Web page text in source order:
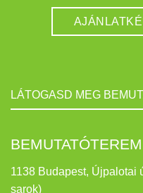
LÁTOGASD MEG
BEMUTATÓTEREM
1138 Budapest, Újpalotai
sarok)